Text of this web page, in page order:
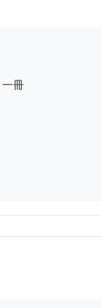
冊　　　　　　